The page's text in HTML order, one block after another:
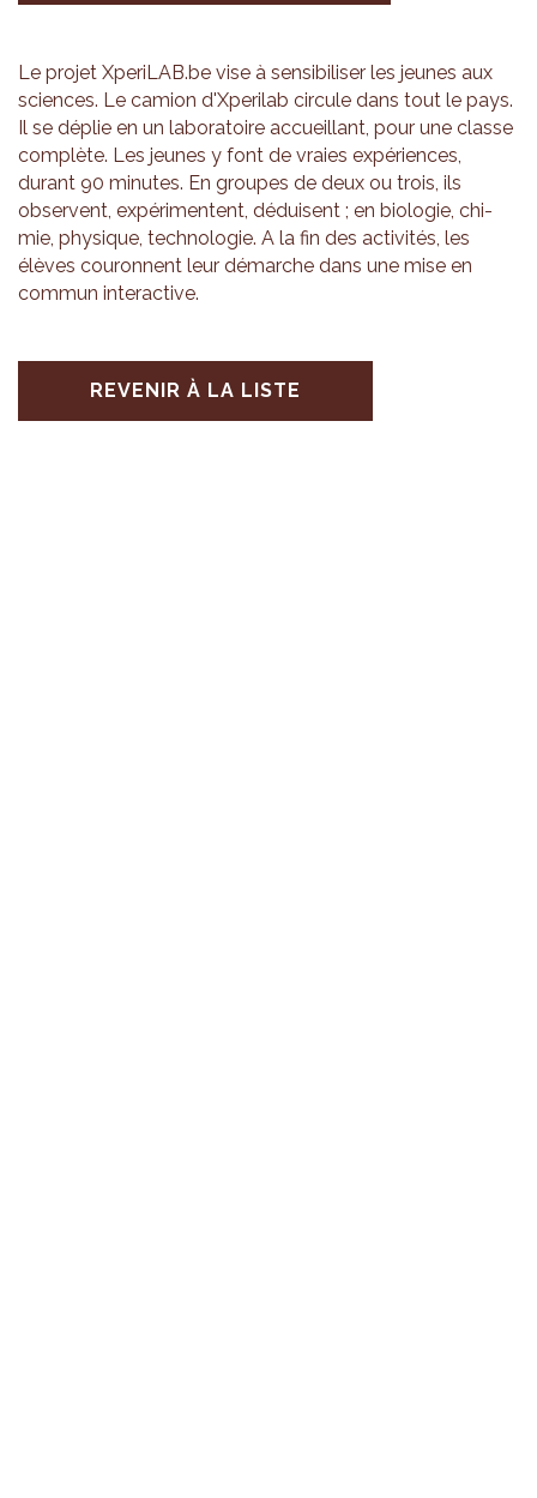
Le pro­jet Xpe­ri­LAB.be vise à sen­si­bi­li­ser les jeunes aux
sciences. Le camion d'X­pe­ri­lab cir­cule dans tout le pays.
Il se déplie en un labo­ra­toire accueillant, pour une classe
com­plète. Les jeunes y font de vraies expé­riences,
durant 90 minutes. En groupes de deux ou trois, ils
observent, expé­ri­mentent, déduisent ; en bio­lo­gie, chi­
mie, phy­sique, tech­no­lo­gie. A la fin des acti­vi­tés, les
élèves cou­ronnent leur démarche dans une mise en
com­mun inter­ac­tive.
REVENIR À LA LISTE